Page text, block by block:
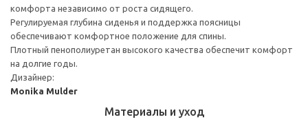
комфорта независимо от роста сидящего.
Регулируемая глубина сиденья и поддержка поясницы
обеспечивают комфортное положение для спины.
Плотный пенополиуретан высокого качества обеспечит комфорт
на долгие годы.
Дизайнер:
Monika Mulder
Материалы и уход